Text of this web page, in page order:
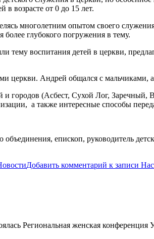
в возрасте от 0 до 15 лет.
многолетним опытом своего
глубокого погружения в тему.
воспитания детей в церкви,
церкви. Андрей общался с мальчиками,
и городов (Асбест, Сухой Лог,
а также интересные способы
епископ, руководитель
Добавить комментарий к записи
Региональная женская